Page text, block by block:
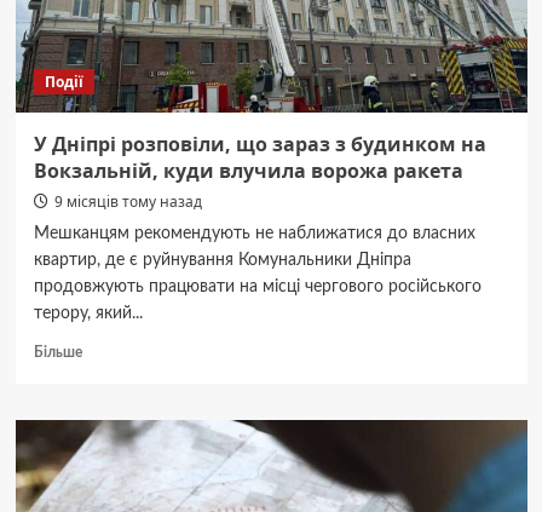
Події
У Дніпрі розповіли, що зараз з будинком на
Вокзальній, куди влучила ворожа ракета
9 місяців тому назад
Мешканцям рекомендують не наближатися до власних
квартир, де є руйнування Комунальники Дніпра
продовжують працювати на місці чергового російського
терору, який...
БільшеДокладніше
Дніпрі
розповіли,
зараз